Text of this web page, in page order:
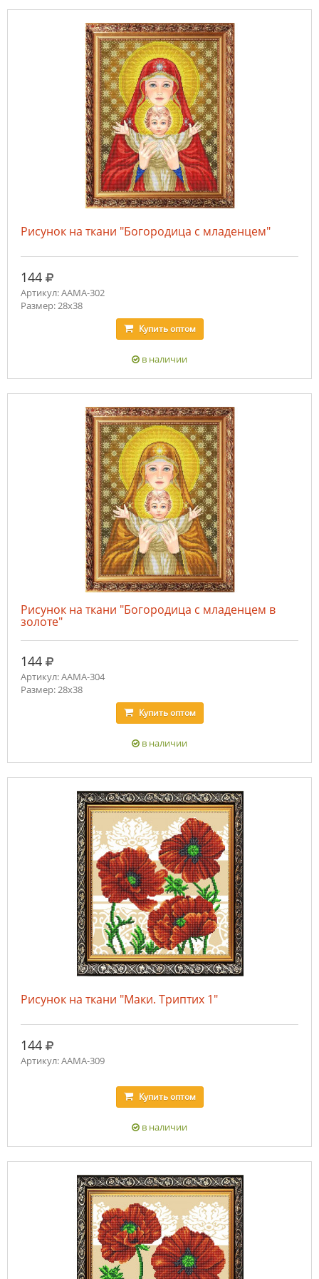
Рисунок на ткани "Богородица с младенцем"
144 руб.
Артикул: ААМА-302
Размер: 28х38
Купитьоптом
в наличии
Рисунок на ткани "Богородица с младенцем в
золоте"
144 руб.
Артикул: ААМА-304
Размер: 28х38
Купитьоптом
в наличии
Рисунок на ткани "Маки. Триптих 1"
144 руб.
Артикул: ААМА-309
Купитьоптом
в наличии